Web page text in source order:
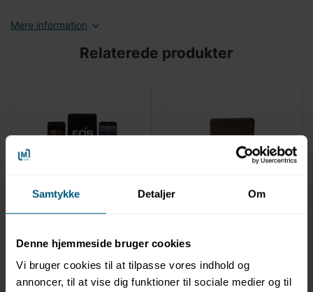
Samtykke Detaljer Om
Denne hjemmeside bruger cookies
Vi bruger cookies til at tilpasse vores indhold og
annoncer, til at vise dig funktioner til sociale medier og til
Mere information
Relaterede produkter
0515945987 0515945782
EOS